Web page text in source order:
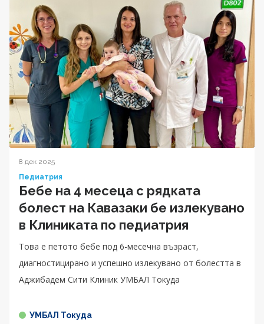
8 дек 2025
Педиатрия
Бебе на 4 месеца с рядката
болест на Кавазаки бе излекувано
в Клиниката по педиатрия
Tова е петото бебе под 6-месечна възраст,
диагностицирано и успешно излекувано от болестта в
Аджибадем Сити Клиник УМБАЛ Токуда
УМБАЛ Токуда